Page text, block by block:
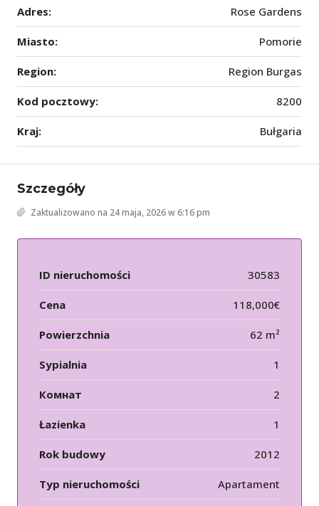
Adres: Rose Gardens
Miasto: Pomorie
Region: Region Burgas
Kod pocztowy: 8200
Kraj: Bułgaria
Szczegóły
Zaktualizowano na 24 maja, 2026 w 6:16 pm
ID nieruchomości 30583
Cena 118,000€
Powierzchnia 62 m²
Sypialnia 1
Комнат 2
Łazienka 1
Rok budowy 2012
Typ nieruchomości Apartament